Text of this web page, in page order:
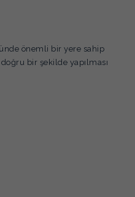
önemli bir yere sahip
bir şekilde yapılması